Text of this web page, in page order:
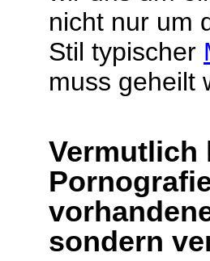
nicht nur um
Stil typischer
muss geheilt
Vermutlich
sondern